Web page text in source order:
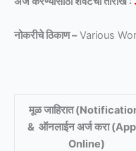
नोकरीचे ठिकाण –Various
मूळ जाहिरात
& ऑनलाईन अर्ज करा
Online)